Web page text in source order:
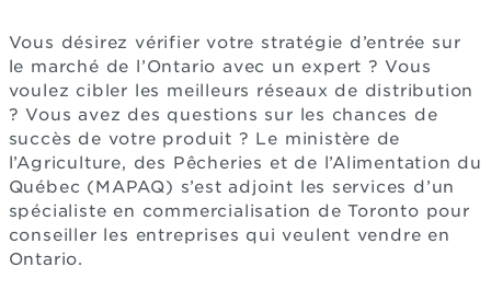
Vous désirez vérifier votre stratégie d’entrée sur
le marché de l’Ontario avec un expert ? Vous
voulez cibler les meilleurs réseaux de distribution
? Vous avez des questions sur les chances de
succès de votre produit ? Le ministère de
l’Agriculture, des Pêcheries et de l’Alimentation du
Québec (MAPAQ) s’est adjoint les services d’un
spécialiste en commercialisation de Toronto pour
conseiller les entreprises qui veulent vendre en
Ontario.